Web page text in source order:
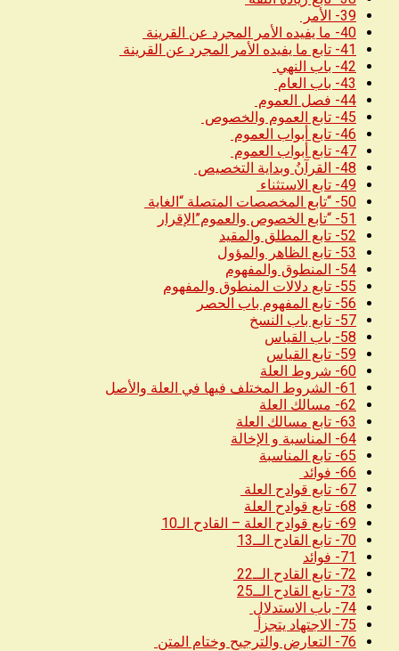
39- الأمر
40- ما يفيده الأمر المجرد عن القرينة
41- تابع ما يفيده الأمر المجرد عن القرينة
42- باب النهي
43- باب العام
44- فصل العموم
45- تابع العموم والخصوص
46- تابع أبواب العموم
47- تابع أبواب العموم
48- القرآنُ وبداية التخصيص
49- تابع الاستثناء
50- “تابع المخصصات المتصلة “الغاية
51- “تابع الخصوص والعموم”الإقرار
52- تابع المطلق والمقيد
53- تابع الظاهر والمؤول
54- المنطوق والمفهوم
55- تابع دلالات المنطوق والمفهوم
56- تابع المفهوم باب الحصر
57- تابع باب النسخ
58- باب القياس
59- تابع القياس
60- شروط العلة
61- الشروط المختلف فيها في العلة والأصل
62- مسالك العلة
63- تابع مسالك العلة
64- المناسبة و الإخالة
65- تابع المناسبة
66- فوائد
67- تابع قوادح العلة
68- تابع قوادح العلة
69- تابع قوادح العلة – القادح الـ10
70- تابع القادح الــ13
71- فوائد
72- تابع القادح الــ22
73- تابع القادح الــ25
74- باب الاستدلال
75- الاجتهاد يتجزأ
76- التعارض والترجيح وختام المتن